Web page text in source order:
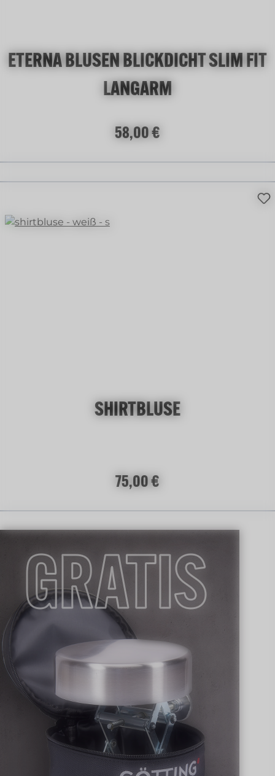
ETERNA BLUSEN BLICKDICHT SLIM FIT
LANGARM
Regulärer Preis:
58,00 €
SHIRTBLUSE
Regulärer Preis:
75,00 €